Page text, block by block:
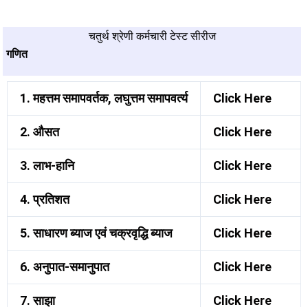
चतुर्थ श्रेणी कर्मचारी टेस्ट सीरीज
गणित
1. महत्तम समापवर्तक, लघुत्तम समापवर्त्य Click Here
2. औसत Click Here
3. लाभ-हानि Click Here
4. प्रतिशत Click Here
5. साधारण ब्याज एवं चक्रवृद्धि ब्याज Click Here
6. अनुपात-समानुपात Click Here
7. साझा Click Here